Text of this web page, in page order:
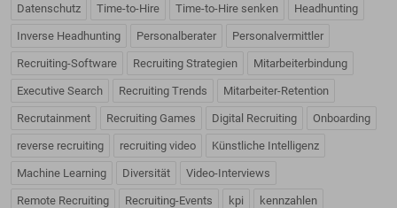
Datenschutz Time-to-Hire Time-to-Hire senken Headhunting
Inverse Headhunting Personalberater Personalvermittler
Recruiting-Software Recruiting Strategien Mitarbeiterbindung
Executive Search Recruiting Trends Mitarbeiter-Retention
Recrutainment Recruiting Games Digital Recruiting Onboarding
reverse recruiting recruiting video Künstliche Intelligenz
Machine Learning Diversität Video-Interviews
Remote Recruiting Recruiting-Events kpi kennzahlen